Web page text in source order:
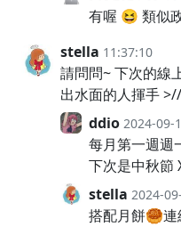
有喔 😆 類似
stella 11:37:10
請問問~ 下次的線
出水面的人揮手
ddio 2024-09-
每月第一週週
下次是中秋節
stella 2024-
搭配月餅🥮連